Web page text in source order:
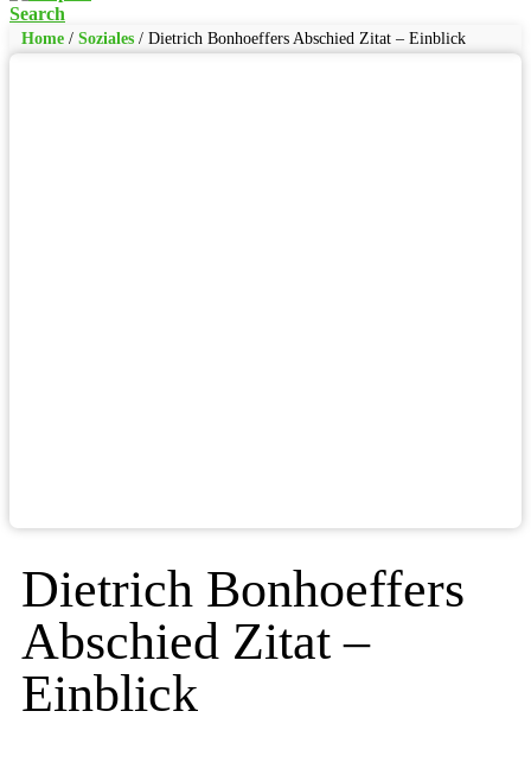
Search
Home / Soziales / Dietrich Bonhoeffers Abschied Zitat – Einblick
Dietrich Bonhoeffers
Abschied Zitat –
Einblick